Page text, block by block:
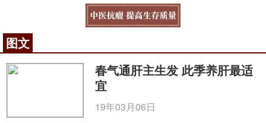
图文
春气通肝主生发 此季养肝最适
宜
19年03月06日